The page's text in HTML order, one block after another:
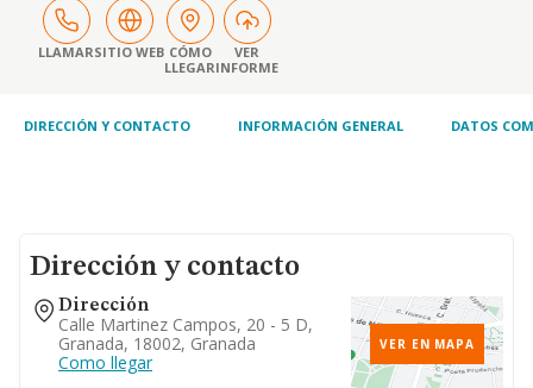
LLAMARSITIO WEB CÓMO
LLEGAR
VER
INFORME
DIRECCIÓN Y CONTACTO INFORMACIÓN GENERAL DATOS
Dirección y contacto
Dirección
Calle Martinez Campos, 20 - 5 D,
Granada, 18002, Granada
Como llegar
VER EN MAPA